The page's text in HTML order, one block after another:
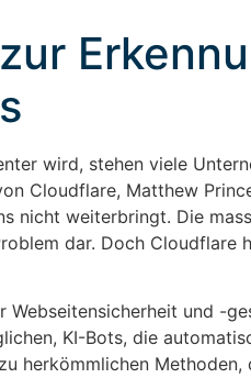
wird, stehen viele
Cloudflare, Matthew
nicht weiterbringt. Die
dar. Doch Cloudflare
und -
KI-Bots, die
herkömmlichen